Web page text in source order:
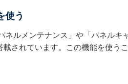
使う
ネルメンテナンス」や「パネルキ
されています。この機能を使う